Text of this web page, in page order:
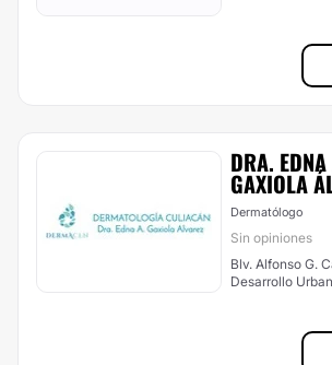
DRA.
GAXIOLA
Dermatólogo
Sin opiniones
Blv. Alfonso G.
Desarrollo